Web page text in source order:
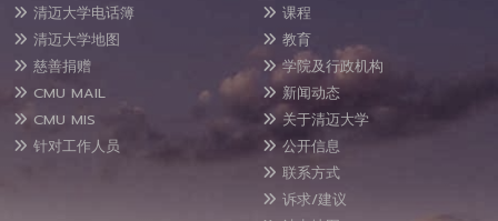
清迈大学电话簿
清迈大学地图
慈善捐赠
CMU MAIL
CMU MIS
针对工作人员
课程
教育
学院及行政机构
新闻动态
关于清迈大学
公开信息
联系方式
诉求/建议